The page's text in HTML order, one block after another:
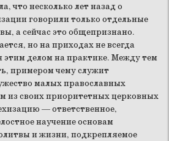
что несколько лет назад о
говорили только отдельные
а сейчас это общепризнано.
но на приходах не всегда
этим делом на практике. Между тем
примером чему служит
малых православных
из своих приоритетных церковных
— ответственное,
научение основам
и жизни, подкрепляемое